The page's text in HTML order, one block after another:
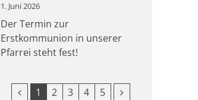
1. Juni 2026
Der Termin zur
Erstkommunion in unserer
Pfarrei steht fest!
Vorherige Seite
1 2 3 4 5 Nächste Seite